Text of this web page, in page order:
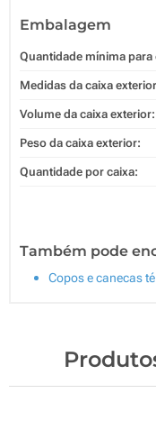
Embalagem
Quantidade mínima para
Medidas da caixa
Volume da caixa exterior:
Peso da caixa exterior:
Quantidade por caixa:
Também pode
Copos e canecas